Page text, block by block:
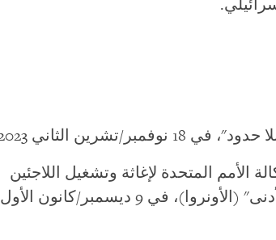
تشرين الثاني 2023
الأمم المتحدة لإغاثة وتشغيل اللاجئين
الفلسطينيين في الشرق الأدنى" (الأونروا)، في 9 ديسمبر/كانون الأول